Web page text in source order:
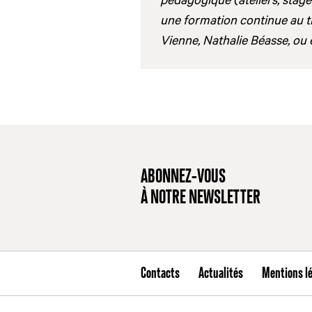
une formation continue au
Vienne, Nathalie Béasse,
ABONNEZ-VOUS
À NOTRE NEWSLETTER
Contacts Actualités Mentions